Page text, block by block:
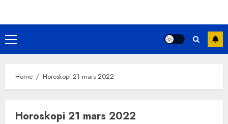
Primary
Menu
Home Horoskopi 21 mars 2022
Horoskopi 21 mars 2022